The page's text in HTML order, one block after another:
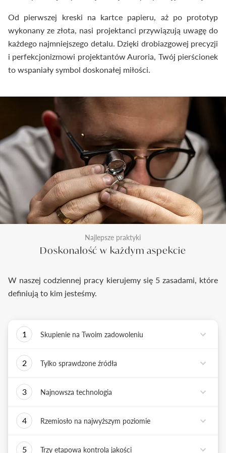
Od pierwszej kreski na kartce papieru, aż po prototyp
wykonany ze złota, nasi projektanci przywiązują uwagę do
każdego najmniejszego detalu. Dzięki drobiazgowej precyzji
i perfekcjonizmowi projektantów Auroria, Twój pierścionek
to wspaniały symbol doskonałej miłości.
Najlepsze praktyki
Doskonałość w każdym aspekcie
W naszej codziennej pracy kierujemy się 5 zasadami, które
definiują to kim jesteśmy.
1
Skupienie na Twoim zadowoleniu
zadanie - dostarczyć Ci biżuterię i doświadczenie,
2
Tylko sprawdzone źródła
sprawdzonych źródłach pochodzenia i
potwierdzone jest wieloletnią obecnością na rynku.
3
Najnowsza technologia
złotniczego z możliwościami najnowszych
4
Rzemiosło na najwyższym poziomie
doskonały. Każdy z naszych złotników, tworzy
5
Trzy etapowa kontrola jakości